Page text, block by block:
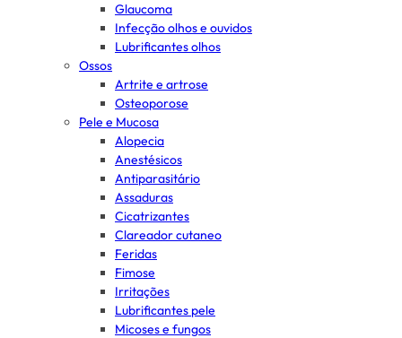
Glaucoma
Infecção olhos e ouvidos
Lubrificantes olhos
Ossos
Artrite e artrose
Osteoporose
Pele e Mucosa
Alopecia
Anestésicos
Antiparasitário
Assaduras
Cicatrizantes
Clareador cutaneo
Feridas
Fimose
Irritações
Lubrificantes pele
Micoses e fungos